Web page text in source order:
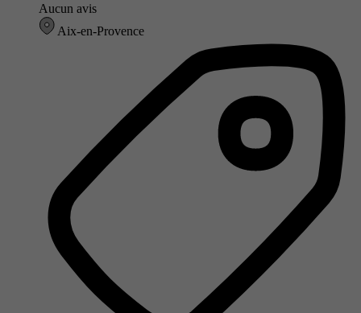
Aucun avis
Aix-en-Provence